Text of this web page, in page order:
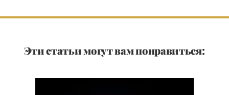
Эти статьи могут вам понравиться: